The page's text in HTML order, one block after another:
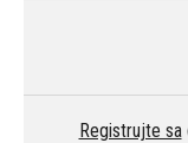
Registrujte sa